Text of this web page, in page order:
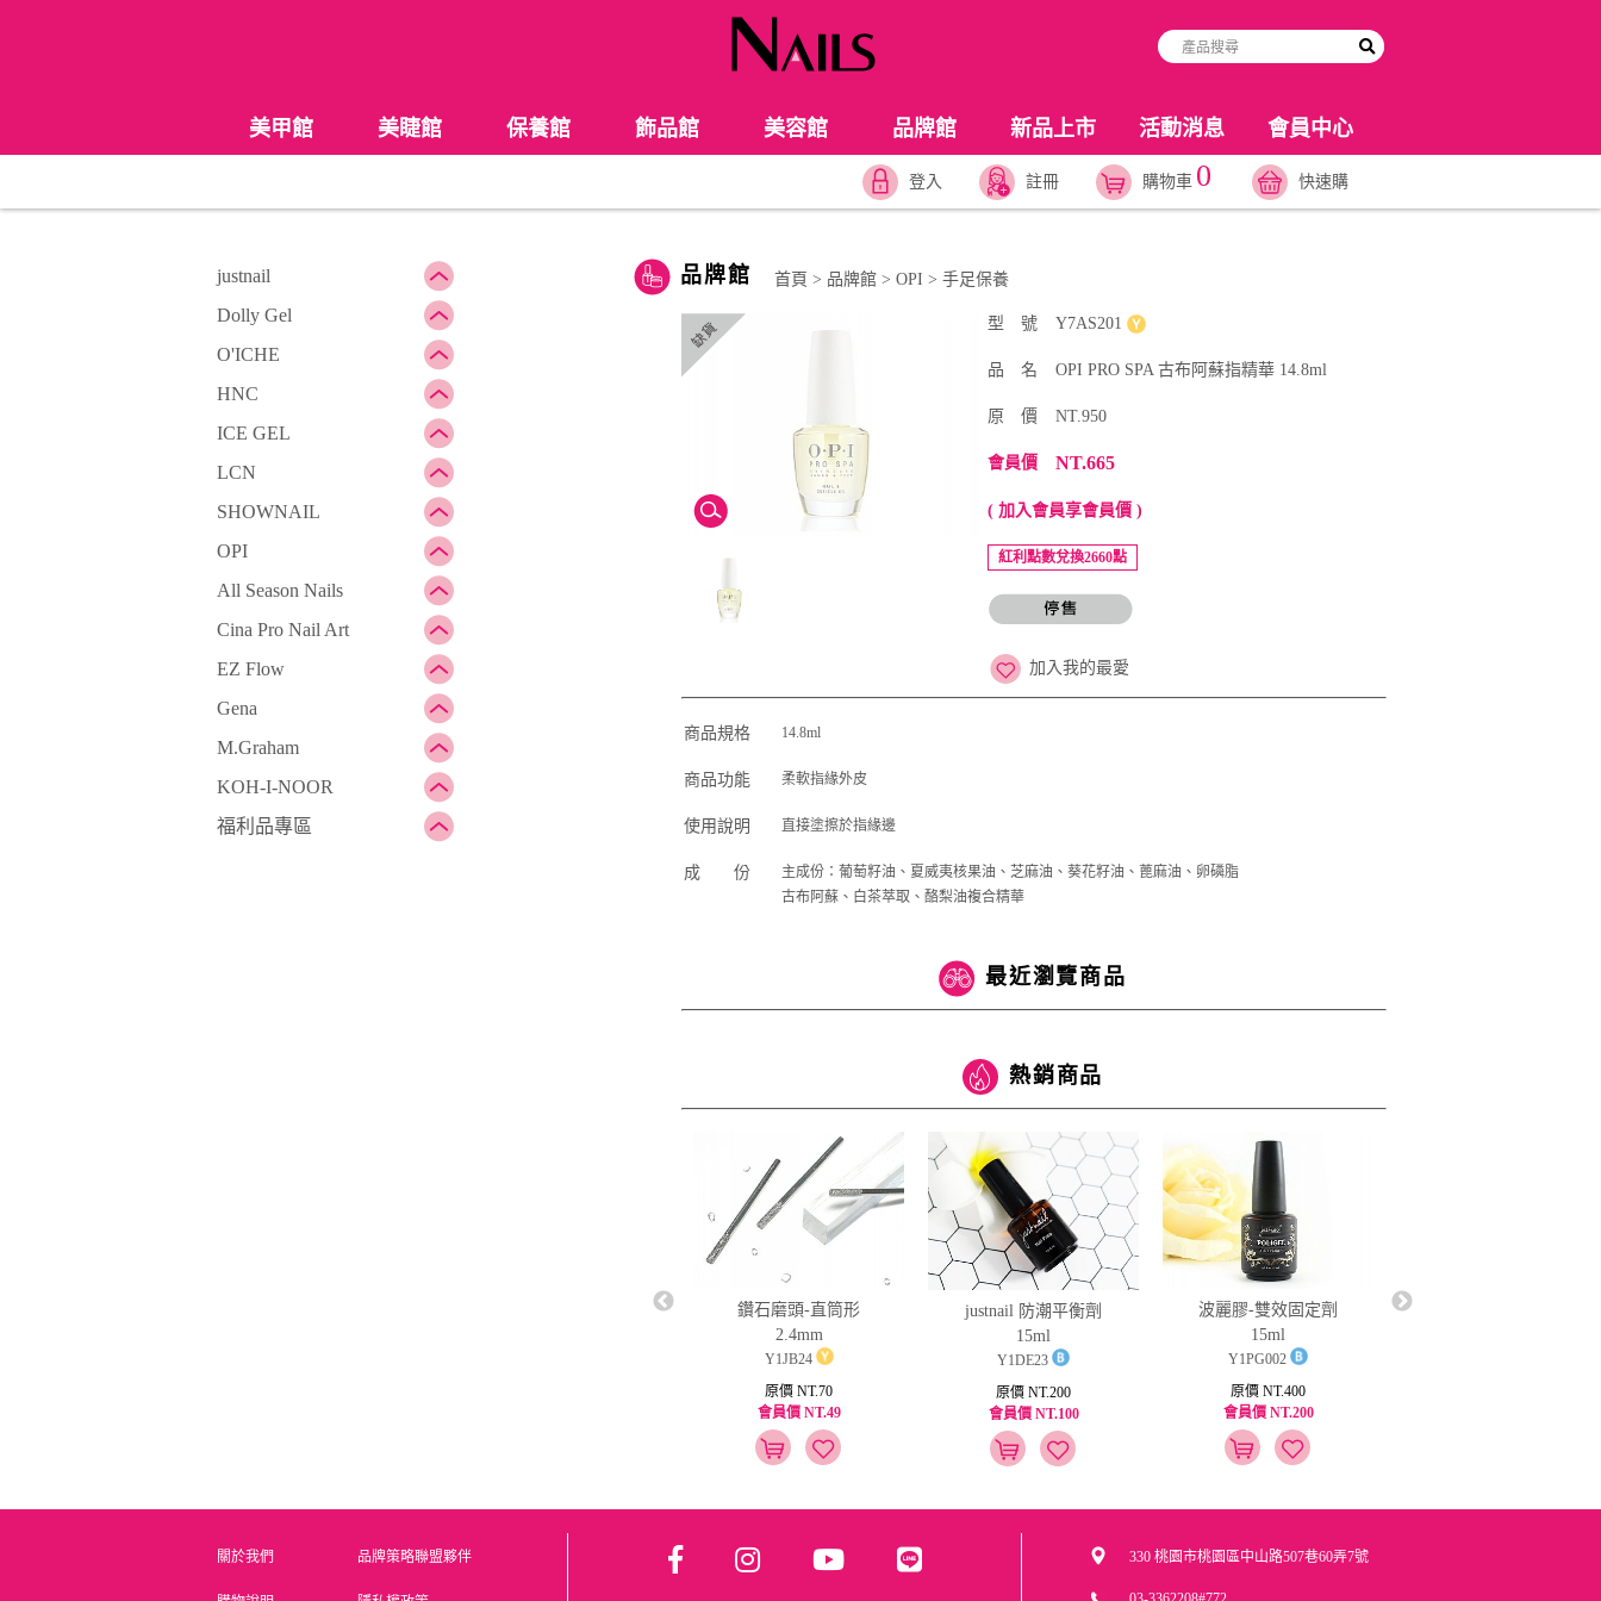
美甲館 美睫館 保養館 飾品館 美容館 品牌館 新品上市 活動消息 會員中心
登入 註冊 購物車 0 快速購
justnail
Dolly Gel
O'ICHE
HNC
ICE GEL
LCN
SHOWNAIL
OPI
All Season Nails
Cina Pro Nail Art
EZ Flow
Gena
M.Graham
KOH-I-NOOR
福利品專區
品牌館 首頁 > 品牌館 >OPI >手足保養
型 號 Y7AS201
品 名 OPI PRO SPA 古布阿蘇指精華 14.8ml
原 價 NT.950
會員價 NT.665
( 加入會員享會員價 )
紅利點數兌換2660點
加入我的最愛
商品規格 14.8ml
商品功能 柔軟指緣外皮
使用說明 直接塗擦於指緣邊
成 份
主成份：葡萄籽油、夏威夷核果油、芝麻油、葵花籽油、蓖麻油、卵磷脂
古布阿蘇、白茶萃取、酪梨油複合精華
最近瀏覽商品
熱銷商品
鑽石磨頭-直筒形
2.4mm
Y1JB24
原價 NT.70
會員價 NT.49
justnail 防潮平衡劑
15ml
Y1DE23
原價 NT.200
會員價 NT.100
波麗膠-雙效固定劑
15ml
Y1PG002
原價 NT.400
會員價 NT.200
關於我們 品牌策略聯盟夥伴 330 桃園市桃園區中山路507巷60弄7號